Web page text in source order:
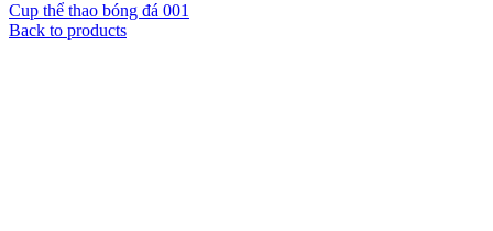
Cup thể thao bóng đá 001
Back to products